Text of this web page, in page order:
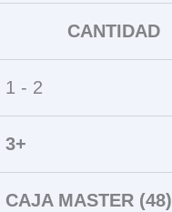
CANTIDAD
1 - 2
3+
CAJA MASTER (48)